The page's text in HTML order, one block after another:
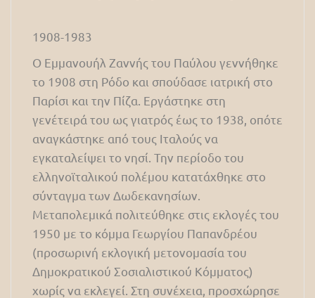
1908-1983
Ο Εμμανουήλ Ζαννής του Παύλου γεννήθηκε
το 1908 στη Ρόδο και σπούδασε ιατρική στο
Παρίσι και την Πίζα. Εργάστηκε στη
γενέτειρά του ως γιατρός έως το 1938, οπότε
αναγκάστηκε από τους Ιταλούς να
εγκαταλείψει το νησί. Την περίοδο του
ελληνοϊταλικού πολέμου κατατάχθηκε στο
σύνταγμα των Δωδεκανησίων.
Μεταπολεμικά πολιτεύθηκε στις εκλογές του
1950 με το κόμμα Γεωργίου Παπανδρέου
(προσωρινή εκλογική μετονομασία του
Δημοκρατικού Σοσιαλιστικού Κόμματος)
χωρίς να εκλεγεί. Στη συνέχεια, προσχώρησε